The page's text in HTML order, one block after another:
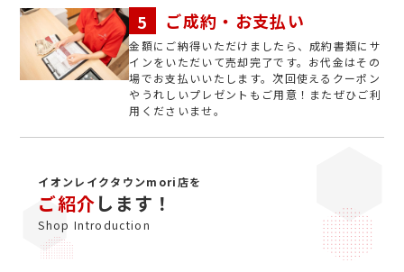
ご成約・お支払い
金額にご納得いただけましたら、成約書類にサ
インをいただいて売却完了です。お代金はその
場でお支払いいたします。次回使えるクーポン
やうれしいプレゼントもご用意！またぜひご利
用くださいませ。
イオンレイクタウンmori店を
ご紹介します！
Shop Introduction